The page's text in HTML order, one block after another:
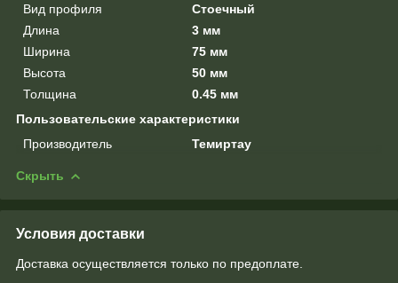
Вид профиля
Стоечный
Длина
3 мм
Ширина
75 мм
Высота
50 мм
Толщина
0.45 мм
Пользовательские характеристики
Производитель
Темиртау
Скрыть
Условия доставки
Доставка осуществляется только по предоплате.